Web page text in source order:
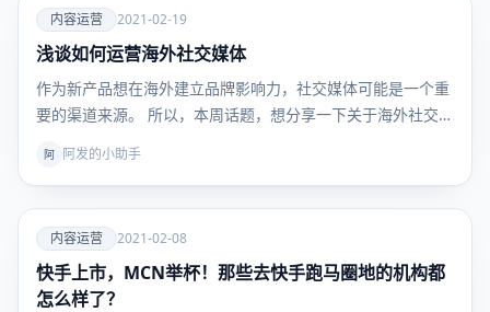
爱
内容运
营
内容运营 2021-02-19
浅谈如何运营海外社交媒体
作为新产品想在海外建立品牌影响力，社交媒体可能是一个重
要的渠道来源。 所以，本周话题，想分享一下关于海外社交
阿 阿发的小助手
爱
内容运
营
内容运营 2021-02-08
快手上市，MCN举杯！那些去快手跑马圈地的机构都
怎么样了？